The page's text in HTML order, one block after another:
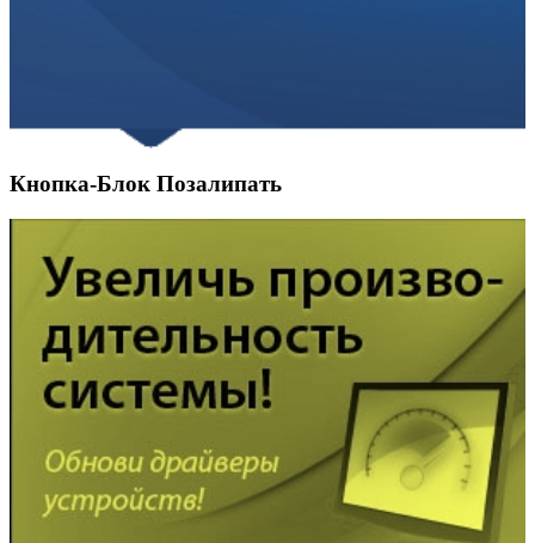
Кнопка-Блок Позалипать